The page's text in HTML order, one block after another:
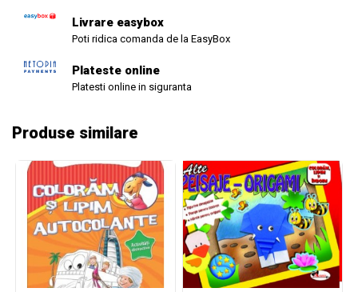
Livrare easybox
Poti ridica comanda de la EasyBox
Plateste online
Platesti online in siguranta
Produse similare